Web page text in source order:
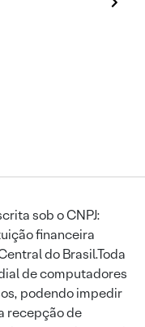
sob o CNPJ:
financeira
do Brasil.Toda
de computadores
podendo impedir
recepção de